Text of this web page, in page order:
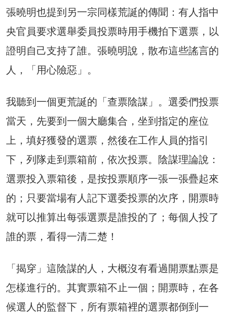
張曉明也提到另一宗同樣荒誕的傳聞：有人指中
央官員要求選舉委員投票時用手機拍下選票，以
證明自己支持了誰。張曉明說，散布這些謠言的
人，「用心險惡」。
我聽到一個更荒誕的「查票陰謀」。選委們投票
當天，先要到一個大廳集合，坐到指定的座位
上，填好獲發的選票，然後在工作人員的指引
下，列隊走到票箱前，依次投票。陰謀理論說：
選票投入票箱後，是按投票順序一張一張疊起來
的；只要當場有人記下選委投票的次序，開票時
就可以推算出每張選票是誰投的了；每個人投了
誰的票，看得一清二楚！
「揭穿」這陰謀的人，大概沒有看過開票點票是
怎樣進行的。其實票箱不止一個；開票時，在各
候選人的監督下，所有票箱裡的選票都倒到一